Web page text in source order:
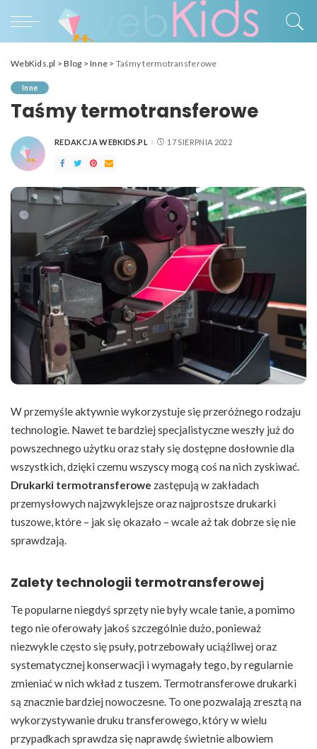
WebKids.pl >Blog >Inne > Taśmy termotransferowe
Inne
Taśmy termotransferowe
POSTED
REDAKCJA WEBKIDS.PL 17 SIERPNIA 2022
W przemyśle aktywnie wykorzystuje się przeróżnego rodzaju
technologie. Nawet te bardziej specjalistyczne weszły już do
powszechnego użytku oraz stały się dostępne dosłownie dla
wszystkich, dzięki czemu wszyscy mogą coś na nich zyskiwać.
Drukarki termotransferowe zastępują w zakładach
przemysłowych najzwyklejsze oraz najprostsze drukarki
tuszowe, które – jak się okazało – wcale aż tak dobrze się nie
sprawdzają.
Zalety technologii termotransferowej
Te popularne niegdyś sprzęty nie były wcale tanie, a pomimo
tego nie oferowały jakoś szczególnie dużo, ponieważ
niezwykle często się psuły, potrzebowały uciążliwej oraz
systematycznej konserwacji i wymagały tego, by regularnie
zmieniać w nich wkład z tuszem. Termotransferowe drukarki
są znacznie bardziej nowoczesne. To one pozwalają zresztą na
wykorzystywanie druku transferowego, który w wielu
przypadkach sprawdza się naprawdę świetnie albowiem